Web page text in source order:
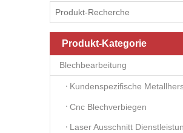
Produkt-Kategorie
Blechbearbeitung
Kundenspezifische
Cnc Blechverbiegen
Laser Ausschnitt